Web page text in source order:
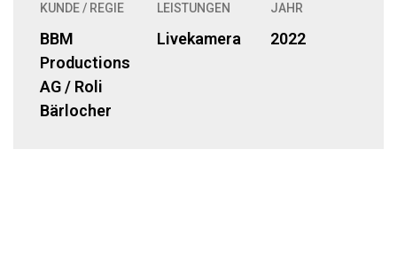
KUNDE / REGIE
BBM
Productions
AG / Roli
Bärlocher
LEISTUNGEN
Livekamera
JAHR
2022